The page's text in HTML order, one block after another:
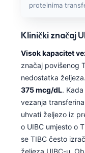
proteinima
Klinički značaj
Visok kapacitet
značaj povišenog
nedostatka
375 mcg/dL.
vezanja
uhvati željezo iz
o UIBC umjesto o
se TIBC često